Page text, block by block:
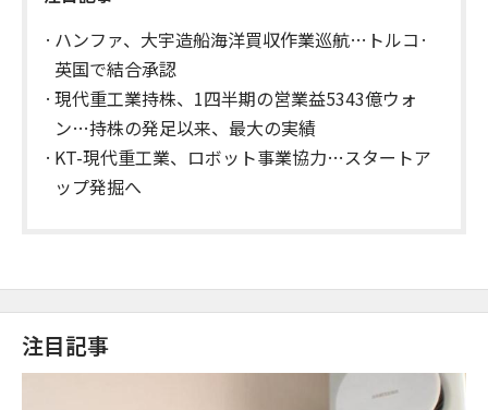
ハンファ、大宇造船海洋買収作業巡航…トルコ·
英国で結合承認
現代重工業持株、1四半期の営業益5343億ウォ
ン…持株の発足以来、最大の実績
KT-現代重工業、ロボット事業協力…スタートア
ップ発掘へ
注目記事